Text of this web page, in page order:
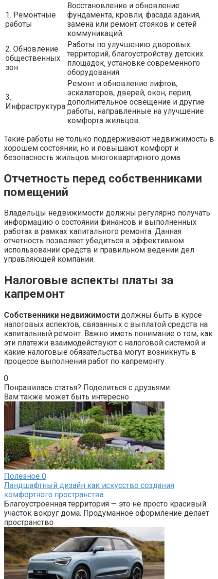
1. Ремонтные
работы
Восстановление и обновление
фундамента, кровли, фасада здания,
замена или ремонт стояков и сетей
коммуникаций.
2. Обновление
общественных
зон
Работы по улучшению дворовых
территорий, благоустройству детских
площадок, установке современного
оборудования.
3.
Инфраструктура
Ремонт и обновление лифтов,
эскалаторов, дверей, окон, перил,
дополнительное освещение и другие
работы, направленные на улучшение
комфорта жильцов.
Такие работы не только поддерживают недвижимость в
хорошем состоянии, но и повышают комфорт и
безопасность жильцов многоквартирного дома.
Отчетность перед собственниками
помещений
Владельцы недвижимости должны регулярно получать
информацию о состоянии финансов и выполненных
работах в рамках капитального ремонта. Данная
отчетность позволяет убедиться в эффективном
использовании средств и правильном ведении дел
управляющей компании.
Налоговые аспекты платы за
капремонт
Собственники недвижимости должны быть в курсе
налоговых аспектов, связанных с выплатой средств на
капитальный ремонт. Важно иметь понимание о том, как
эти платежи взаимодействуют с налоговой системой и
какие налоговые обязательства могут возникнуть в
процессе выполнения работ по капремонту.
0
Понравилась статья? Поделиться с друзьями:
Вам также может быть интересно
Полезное 0
Ландшафтный дизайн как искусство создания
комфортного пространства
Благоустроенная территория — это не просто красивый
участок вокруг дома. Продуманное оформление делает
пространство